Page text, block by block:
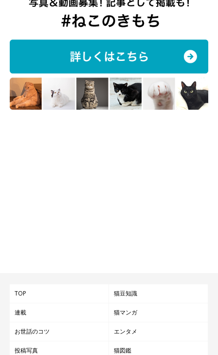
TOP 猫豆知識
連載 猫マンガ
お世話のコツ エンタメ
投稿写真 猫図鑑